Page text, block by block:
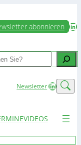
abonnieren LinkedIn
NewsletterLinkedIn
VIDEOS